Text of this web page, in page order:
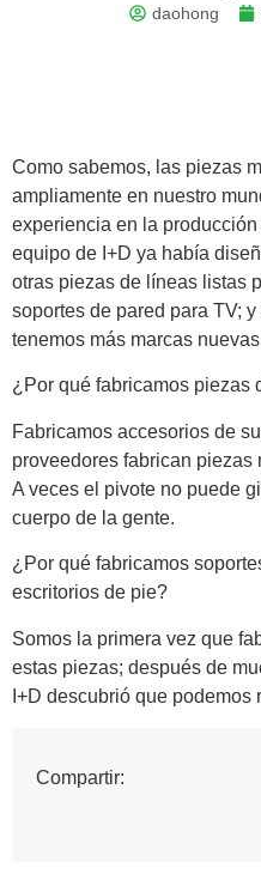
daohong
Como sabemos, las piezas
ampliamente en nuestro
experiencia en la
equipo de I+D ya había
otras piezas de líneas listas
soportes de pared para TV;
tenemos más marcas
¿Por qué fabricamos piezas
Fabricamos accesorios de
proveedores fabrican
A veces el pivote no puede
cuerpo de la gente.
¿Por qué fabricamos
escritorios de pie?
Somos la primera vez que
estas piezas; después de
I+D descubrió que
Compartir: